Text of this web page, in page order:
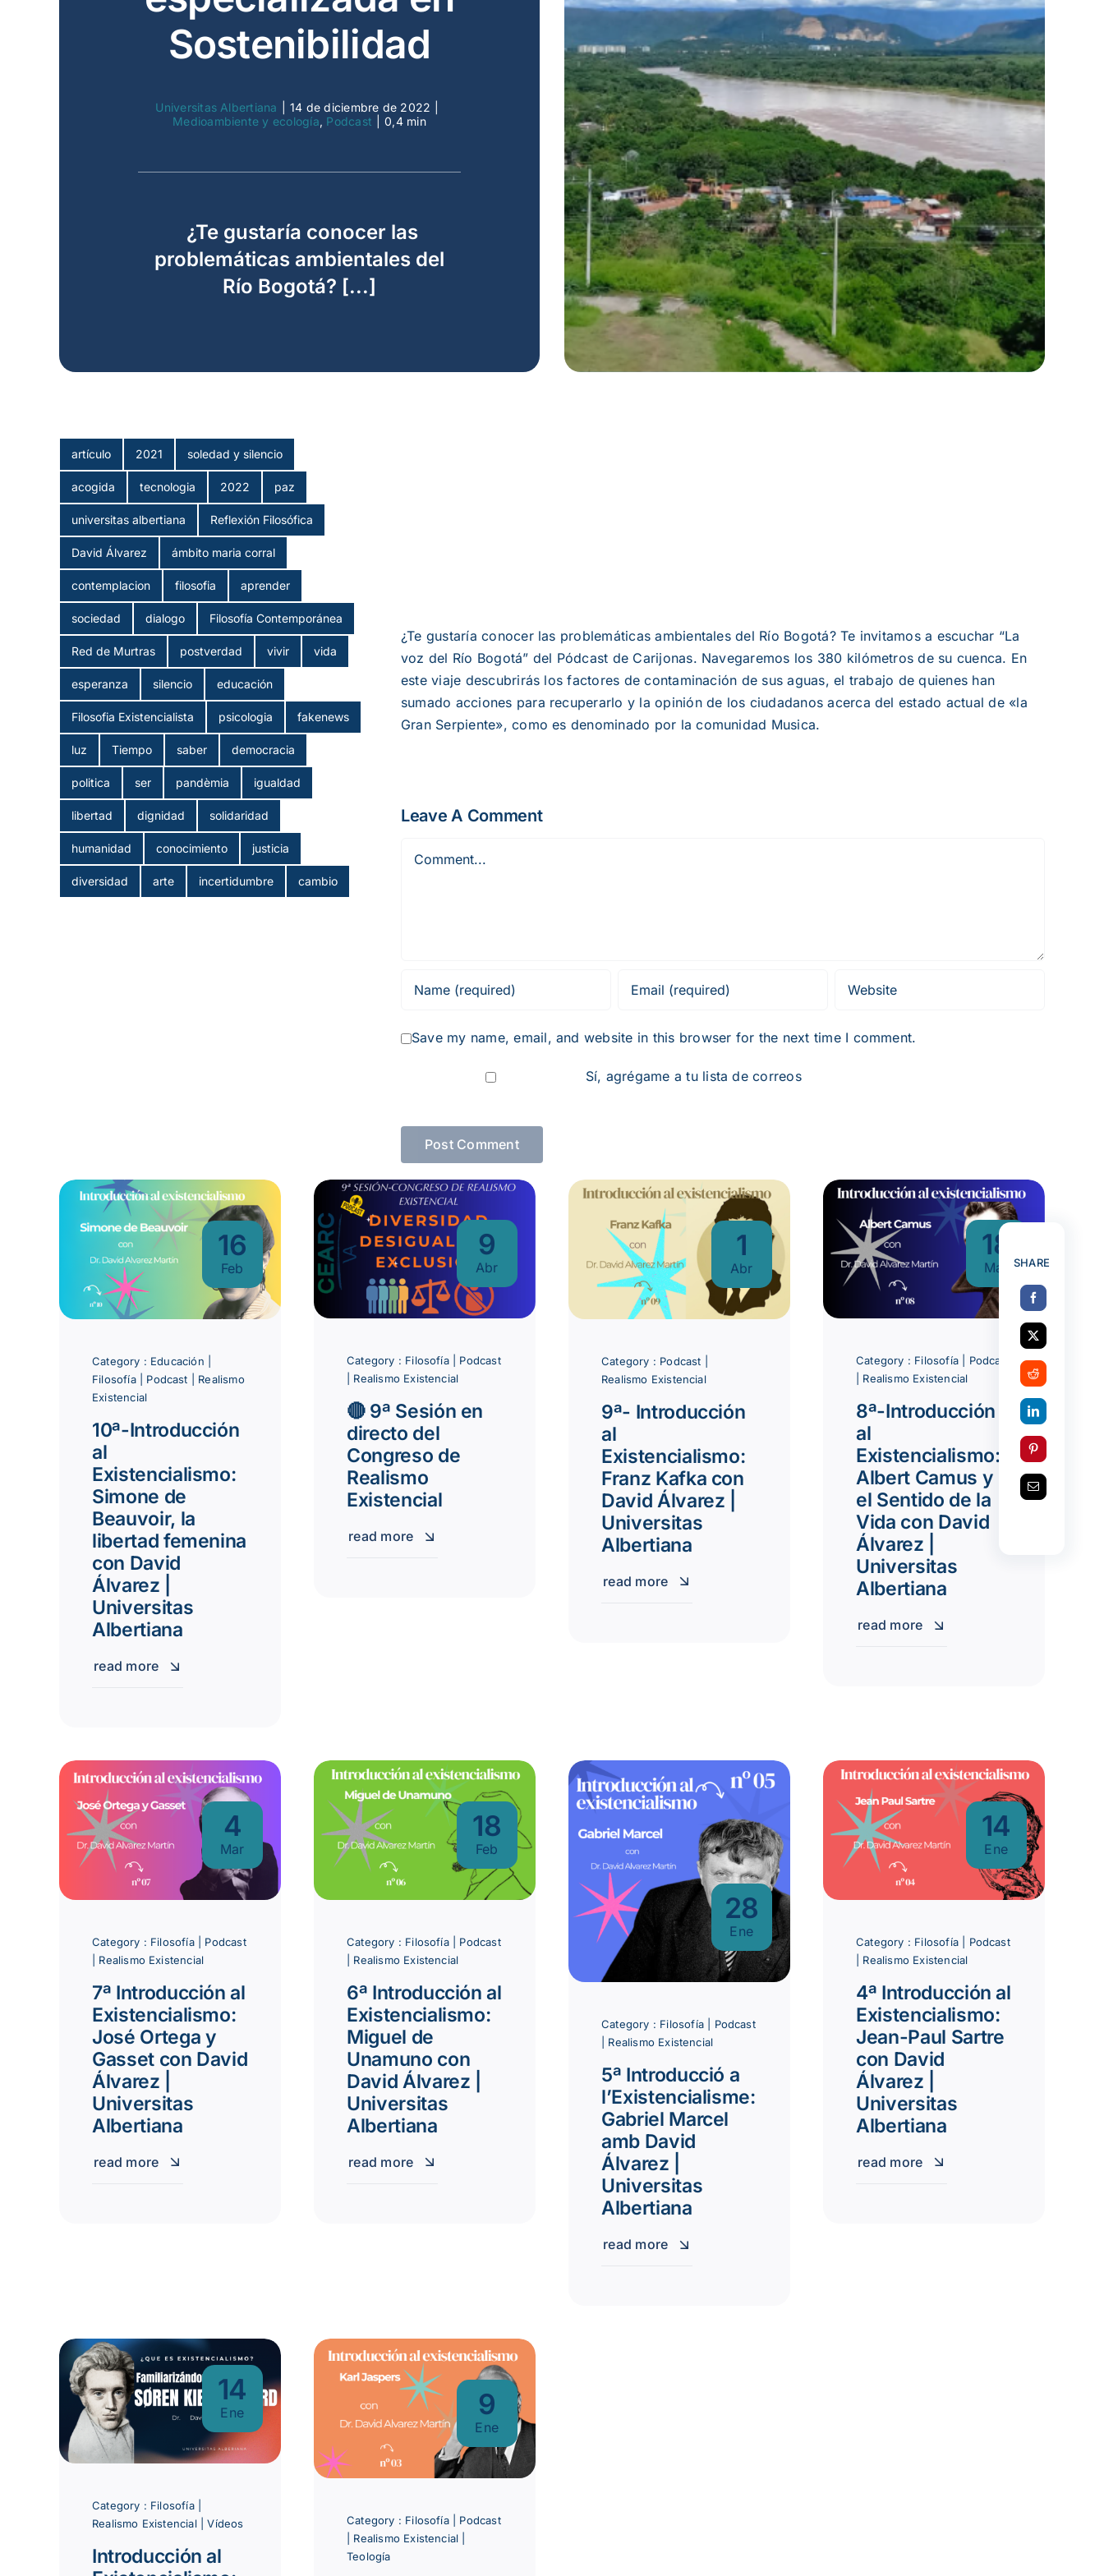
Sostenibilidad
Universitas Albertiana 14 de diciembre de 2022
Medioambiente y ecología, Podcast 0,4 min
¿Te gustaría conocer las
problemáticas ambientales del
Río Bogotá? [...]
artículo 2021 soledad y silencio
acogida tecnologia 2022 paz
universitas albertiana Reflexión Filosófica
David Álvarez ámbito maria corral
contemplacion filosofia aprender
sociedad dialogo Filosofía Contemporánea
Red de Murtras postverdad vivir vida
esperanza silencio educación
Filosofia Existencialista psicologia fakenews
luz Tiempo saber democracia
politica ser pandèmia igualdad
libertad dignidad solidaridad
humanidad conocimiento justicia
diversidad arte incertidumbre cambio
¿Te gustaría conocer las problemáticas ambientales del Río Bogotá? Te invitamos a escuchar “La
voz del Río Bogotá” del Pódcast de Carijonas. Navegaremos los 380 kilómetros de su cuenca. En
este viaje descubrirás los factores de contaminación de sus aguas, el trabajo de quienes han
sumado acciones para recuperarlo y la opinión de los ciudadanos acerca del estado actual de «la
Gran Serpiente», como es denominado por la comunidad Musica.
Leave A Comment
Save my name, email, and website in this browser for the next time I comment.
Sí, agrégame a tu lista de correos
16
Feb
Category : Educación
Filosofía| Podcast
Realismo
Existencial
10ª-Introducción
al
Existencialismo:
Simone de
Beauvoir, la
libertad femenina
con David
Álvarez |
Universitas
Albertiana
read more
9
Abr
Category : Filosofía| Podcast
Realismo Existencial
🔴 9ª Sesión en
directo del
Congreso de
Realismo
Existencial
read more
1
Abr
Category : Podcast
Realismo Existencial
9ª- Introducción
al
Existencialismo:
Franz Kafka con
David Álvarez |
Universitas
Albertiana
read more
18
Mar
Category : Filosofía| Podcast
Realismo Existencial
8ª-Introducción
al
Existencialismo:
Albert Camus y
el Sentido de la
Vida con David
Álvarez |
Universitas
Albertiana
read more
4
Mar
Category : Filosofía| Podcast
Realismo Existencial
7ª Introducción al
Existencialismo:
José Ortega y
Gasset con David
Álvarez |
Universitas
Albertiana
read more
18
Feb
Category : Filosofía| Podcast
Realismo Existencial
6ª Introducción al
Existencialismo:
Miguel de
Unamuno con
David Álvarez |
Universitas
Albertiana
read more
28
Ene
Category : Filosofía| Podcast
Realismo Existencial
5ª Introducció a
l’Existencialisme:
Gabriel Marcel
amb David
Álvarez |
Universitas
Albertiana
read more
14
Ene
Category : Filosofía| Podcast
Realismo Existencial
4ª Introducción al
Existencialismo:
Jean-Paul Sartre
con David
Álvarez |
Universitas
Albertiana
read more
14
Ene
Category : Filosofía|
Realismo Existencial|Vídeos
Introducción al
9
Ene
Category : Filosofía| Podcast
Realismo Existencial
Teología
SHARE